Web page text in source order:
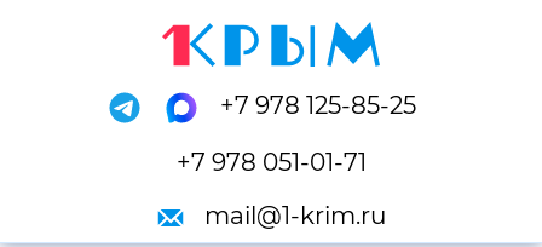
+7 978 125-85-25
+7 978 051-01-71
mail@1-krim.ru